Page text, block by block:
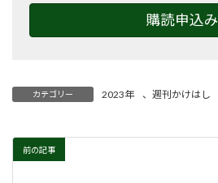
購読申込み
カテゴリー 2023年 、 週刊かけはし
前の記事